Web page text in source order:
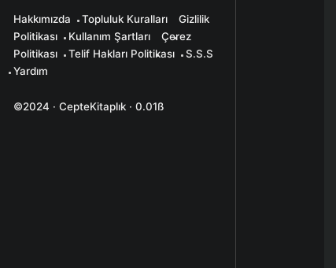
Hakkımızda Topluluk Kuralları
Gizlilik
Politikası
Kullanım Şartları
Çerez
Politikası
Telif Hakları Politikası
S.S.S
Yardım
©2024 · CepteKitaplık · 0.01ß